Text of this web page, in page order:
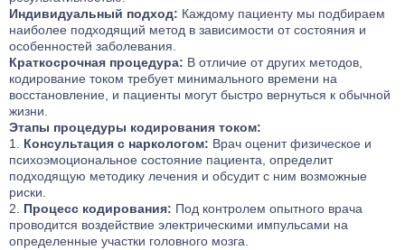
Индивидуальный подход: Каждому пациенту мы подбираем
наиболее подходящий метод в зависимости от состояния и
особенностей заболевания.
Краткосрочная процедура: В отличие от других методов,
кодирование током требует минимального времени на
восстановление, и пациенты могут быстро вернуться к обычной
жизни.
Этапы процедуры кодирования током:
Консультация с наркологом: Врач оценит физическое и
психоэмоциональное состояние пациента, определит
подходящую методику лечения и обсудит с ним возможные
риски.
Процесс кодирования: Под контролем опытного врача
проводится воздействие электрическими импульсами на
определенные участки головного мозга.